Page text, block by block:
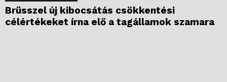
Brüsszel új kibocsátás csökkentési
célértékeket írna elő a tagállamok szamara